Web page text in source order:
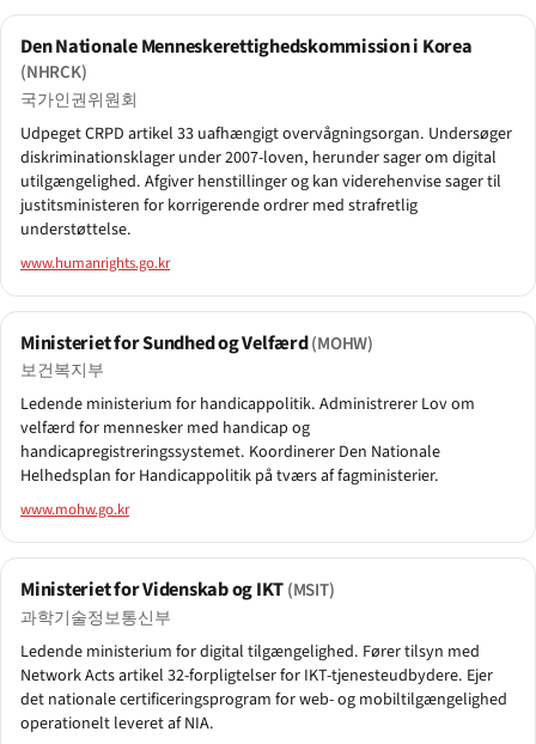
Den Nationale Menneskerettigheds­kommission i Korea
(NHRCK)
국가인권위원회
Udpeget CRPD artikel 33 uafhængigt overvågningsorgan. Undersøger
diskriminationsklager under 2007-loven, herunder sager om digital
utilgængelighed. Afgiver henstillinger og kan viderehenvise sager til
justitsministeren for korrigerende ordrer med strafretlig
understøttelse.
www.humanrights.go.kr
Ministeriet for Sundhed og Velfærd(MOHW)
보건복지부
Ledende ministerium for handicappolitik. Administrerer Lov om
velfærd for mennesker med handicap og
handicap­registreringssystemet. Koordinerer Den Nationale
Helhedsplan for Handicappolitik på tværs af fagministerier.
www.mohw.go.kr
Ministeriet for Videnskab og IKT(MSIT)
과학기술정보통신부
Ledende ministerium for digital tilgængelighed. Fører tilsyn med
Network Acts artikel 32-forpligtelser for IKT-tjenesteudbydere. Ejer
det nationale certificeringsprogram for web- og mobiltilgængelighed
operationelt leveret af NIA.